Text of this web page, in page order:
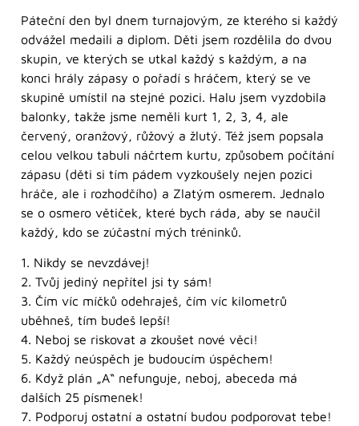
Páteční den byl dnem turnajovým, ze kterého si každý
odvážel medaili a diplom. Děti jsem rozdělila do dvou
skupin, ve kterých se utkal každý s každým, a na
konci hrály zápasy o pořadí s hráčem, který se ve
skupině umístil na stejné pozici. Halu jsem vyzdobila
balonky, takže jsme neměli kurt 1, 2, 3, 4, ale
červený, oranžový, růžový a žlutý. Též jsem popsala
celou velkou tabuli náčrtem kurtu, způsobem počítání
zápasu (děti si tím pádem vyzkoušely nejen pozici
hráče, ale i rozhodčího) a Zlatým osmerem. Jednalo
se o osmero větiček, které bych ráda, aby se naučil
každý, kdo se zúčastní mých tréninků.
1. Nikdy se nevzdávej!
2. Tvůj jediný nepřítel jsi ty sám!
3. Čím víc míčků odehraješ, čím víc kilometrů
uběhneš, tím budeš lepší!
4. Neboj se riskovat a zkoušet nové věci!
5. Každý neúspěch je budoucím úspěchem!
6. Když plán „A“ nefunguje, neboj, abeceda má
dalších 25 písmenek!
7. Podporuj ostatní a ostatní budou podporovat tebe!